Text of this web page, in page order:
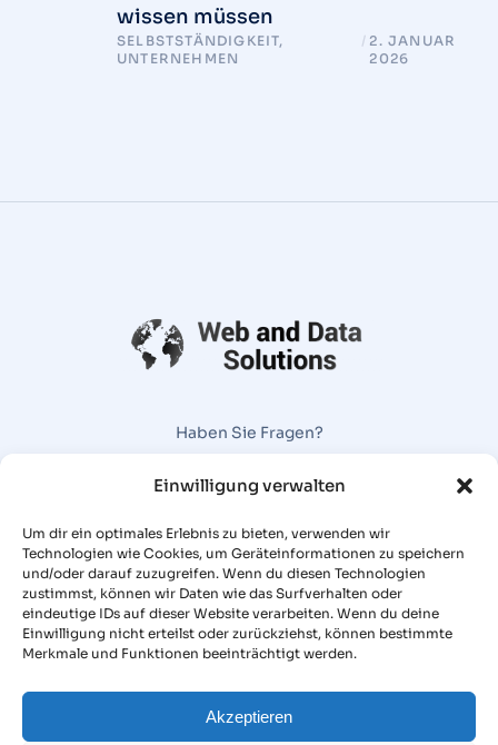
Einwilligung verwalten
Um dir ein optimales Erlebnis zu bieten, verwenden wir
Technologien wie Cookies, um Geräteinformationen zu speichern
und/oder darauf zuzugreifen. Wenn du diesen Technologien
zustimmst, können wir Daten wie das Surfverhalten oder
eindeutige IDs auf dieser Website verarbeiten. Wenn du deine
Einwilligung nicht erteilst oder zurückziehst, können bestimmte
Merkmale und Funktionen beeinträchtigt werden.
Akzeptieren
wissen müssen
SELBSTSTÄNDIGKEIT,
UNTERNEHMEN
/ 2. JANUAR
2026
Haben Sie Fragen?
Wir rufen Sie gerne zurück oder erstellen Ihnen ein
Angebot
Angebot anfragen
MENÜ
Referenzen
Über uns
RECHTLICHES
Cookie-Richtlinie (EU)